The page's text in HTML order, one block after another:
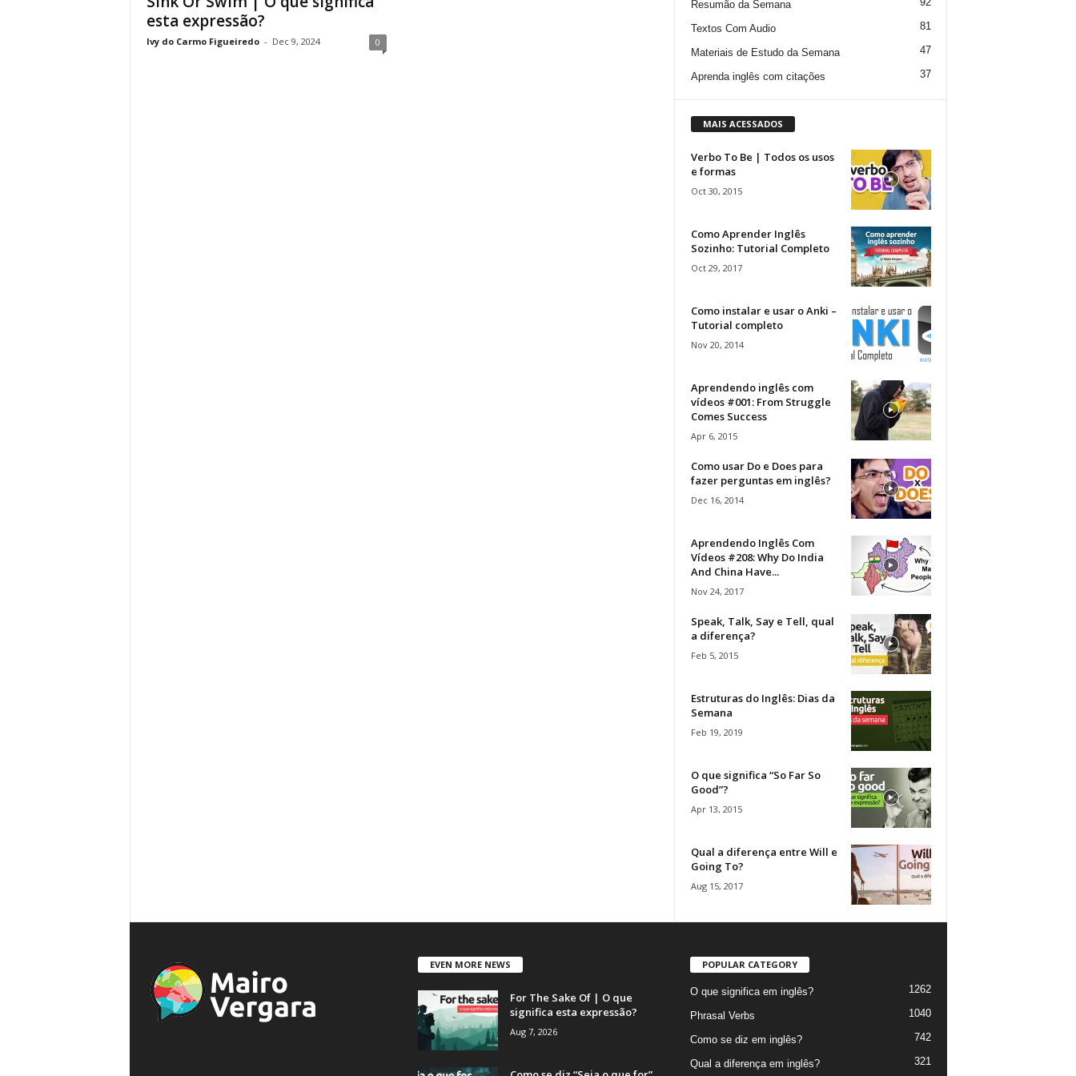
esta expressão?
Ivy do Carmo Figueiredo - Dec 9, 2024 0
Resumão da Semana
Textos Com Audio 81
Materiais de Estudo da Semana 47
Aprenda inglês com citações 37
MAIS ACESSADOS
Verbo To Be | Todos os usos
e formas
Oct 30, 2015
Como Aprender Inglês
Sozinho: Tutorial Completo
Oct 29, 2017
Como instalar e usar o Anki –
Tutorial completo
Nov 20, 2014
Aprendendo inglês com
vídeos #001: From Struggle
Comes Success
Apr 6, 2015
Como usar Do e Does para
fazer perguntas em inglês?
Dec 16, 2014
Aprendendo Inglês Com
Vídeos #208: Why Do India
And China Have...
Nov 24, 2017
Speak, Talk, Say e Tell, qual
a diferença?
Feb 5, 2015
Estruturas do Inglês: Dias da
Semana
Feb 19, 2019
O que significa “So Far So
Good”?
Apr 13, 2015
Qual a diferença entre Will e
Going To?
Aug 15, 2017
EVEN MORE NEWS
For The Sake Of | O que
significa esta expressão?
Aug 7, 2026
POPULAR CATEGORY
O que significa em inglês? 1262
Phrasal Verbs 1040
Como se diz em inglês? 742
Qual a diferença em inglês? 321